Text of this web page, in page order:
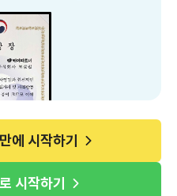
에 시작하기
시작하기